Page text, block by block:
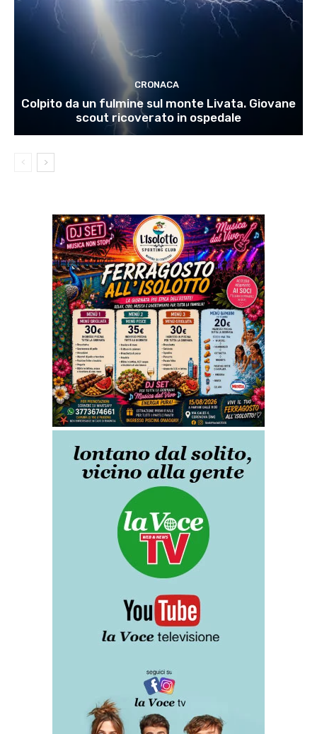
CRONACA
Colpito da un fulmine sul monte Livata. Giovane
scout ricoverato in ospedale